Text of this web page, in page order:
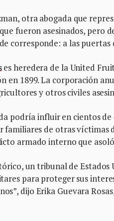
otra abogada que
fueron asesinados, pero
corresponde: a las puertas
es heredera de la United
en 1899. La corporación
y otros civiles
podría influir en cientos
familiares de otras víctimas
armado interno que
un tribunal de Estados
para proteger sus
dijo Erika Guevara